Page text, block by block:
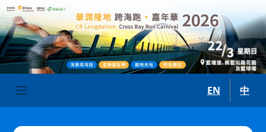
移至主內容
EN 中